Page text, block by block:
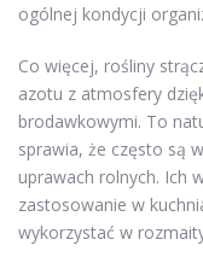
ogólnej kondycji
Co więcej, rośliny
azotu z atmosfery
brodawkowymi. To
sprawia, że często są
uprawach rolnych. Ich
zastosowanie w
wykorzystać w